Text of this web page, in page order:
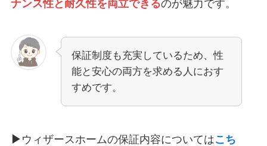
ナンス性と耐久性を両立できるのが魅力です。
保証制度も充実しているため、性
能と安心の両方を求める人におす
すめです。
▶︎ ウィザースホームの保証内容についてはこち